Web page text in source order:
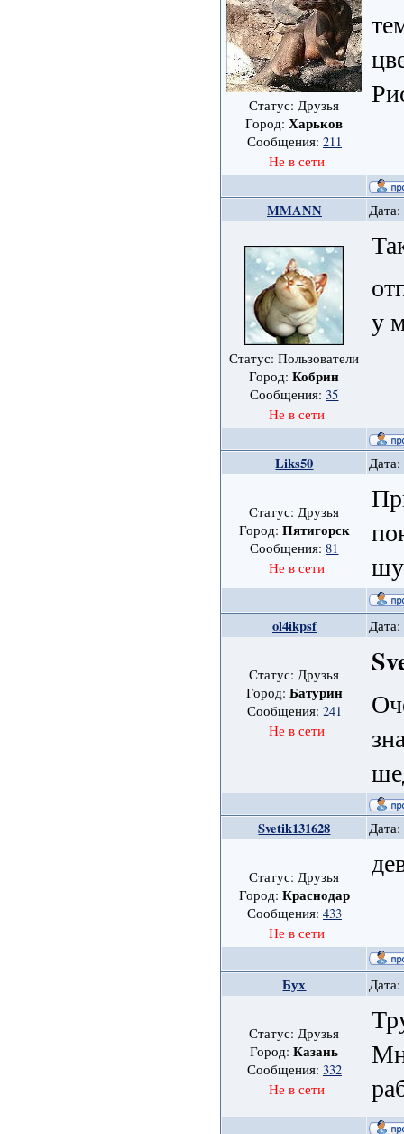
Статус: Друзья
Город:Харьков
Сообщения: 211
Не в сети
MMANN
Статус: Пользователи
Город:Кобрин
Сообщения:35
Не в сети
у
Liks50
Статус: Друзья
Город: Пятигорск
Сообщения:81
Не в сети
ol4ikpsf
Статус: Друзья
Город: Батурин
Сообщения: 241
Не в сети
Svetik131628 Дата:
Статус: Друзья
Город: Краснодар
Сообщения: 433
Не в сети
Бух Дата:
Статус: Друзья
Город:Казань
Сообщения: 332
Не в сети